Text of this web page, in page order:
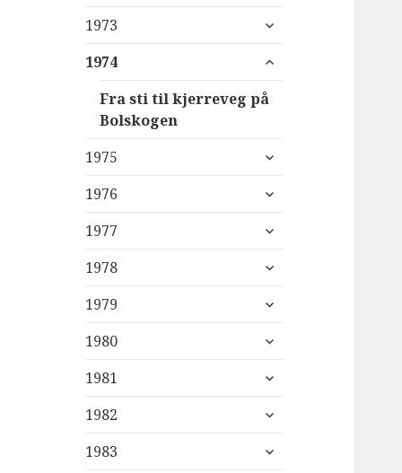
1973
utvid
1974
utvid
Fra sti til kjerreveg på
Bolskogen
1975
utvid
1976
utvid
1977
utvid
1978
utvid
1979
utvid
1980
utvid
1981
utvid
1982
utvid
1983
utvid